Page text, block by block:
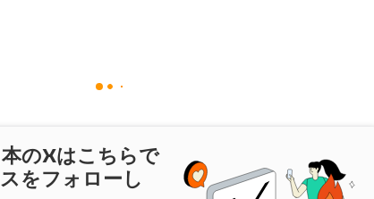
のXはこちらで
をフォローし